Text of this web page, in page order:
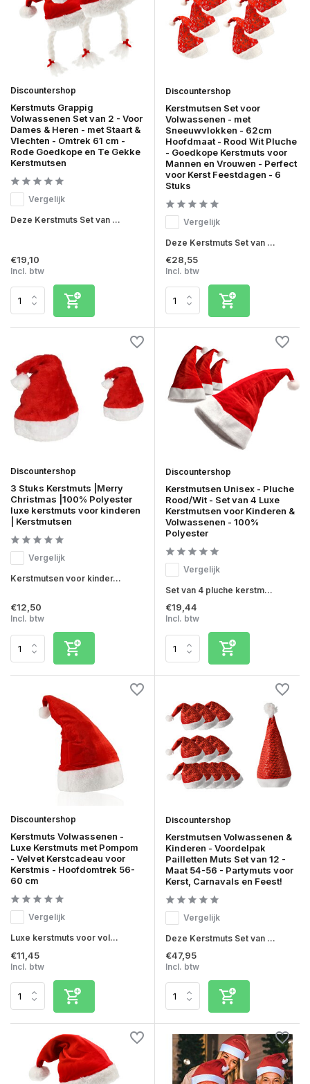
Discountershop
Kerstmuts Grappig
Volwassenen Set van 2 - Voor
Dames & Heren - met Staart &
Vlechten - Omtrek 61 cm -
Rode Goedkope en Te Gekke
Kerstmutsen
Vergelijk
Deze Kerstmuts Set van ...
€19,10
Incl. btw
Discountershop
Kerstmutsen Set voor
Volwassenen - met
Sneeuwvlokken - 62cm
Hoofdmaat - Rood Wit Pluche
- Goedkope Kerstmuts voor
Mannen en Vrouwen - Perfect
voor Kerst Feestdagen - 6
Stuks
Vergelijk
Deze Kerstmuts Set van ...
€28,55
Incl. btw
Discountershop
3 Stuks Kerstmuts |Merry
Christmas |100% Polyester
luxe kerstmuts voor kinderen
| Kerstmutsen
Vergelijk
Kerstmutsen voor kinder...
€12,50
Incl. btw
Discountershop
Kerstmutsen Unisex - Pluche
Rood/Wit - Set van 4 Luxe
Kerstmutsen voor Kinderen &
Volwassenen - 100%
Polyester
Vergelijk
Set van 4 pluche kerstm...
€19,44
Incl. btw
Discountershop
Kerstmuts Volwassenen -
Luxe Kerstmuts met Pompom
- Velvet Kerstcadeau voor
Kerstmis - Hoofdomtrek 56-
60 cm
Vergelijk
Luxe kerstmuts voor vol...
€11,45
Incl. btw
Discountershop
Kerstmutsen Volwassenen &
Kinderen - Voordelpak
Pailletten Muts Set van 12 -
Maat 54-56 - Partymuts voor
Kerst, Carnavals en Feest!
Vergelijk
Deze Kerstmuts Set van ...
€47,95
Incl. btw